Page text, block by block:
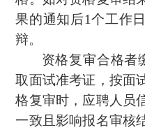
果的通知后1个工作
辩。
资格复审合格者
取面试准考证，按面
格复审时，应聘人员
一致且影响报名审核